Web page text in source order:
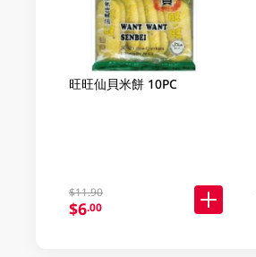
旺旺仙貝米餅 10PC
$11.90
$6.00